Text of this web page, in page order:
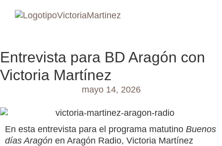
Entrevista para BD Aragón con
Victoria Martínez
mayo 14, 2026
En esta entrevista para el programa matutino Buenos
días Aragón en Aragón Radio, Victoria Martínez